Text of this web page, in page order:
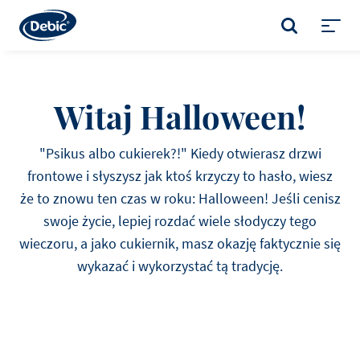
main
SZUKAJ
Witaj Halloween!
"Psikus albo cukierek?!" Kiedy otwierasz drzwi
frontowe i słyszysz jak ktoś krzyczy to hasło, wiesz
że to znowu ten czas w roku: Halloween! Jeśli cenisz
swoje życie, lepiej rozdać wiele słodyczy tego
wieczoru, a jako cukiernik, masz okazję faktycznie się
wykazać i wykorzystać tą tradycję.